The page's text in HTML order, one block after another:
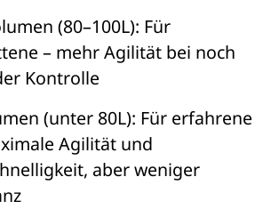
(80–100L): Für
– mehr Agilität bei noch
Kontrolle
(unter 80L): Für erfahrene
Agilität und
aber weniger